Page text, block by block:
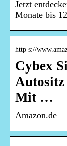
Jetzt
Monate bis
http s://
Cybex
Autositz
Mit …
Amazon.de